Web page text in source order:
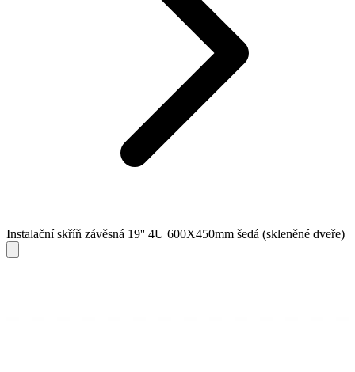
Instalační skříň závěsná 19'' 4U 600X450mm šedá (skleněné dveře)